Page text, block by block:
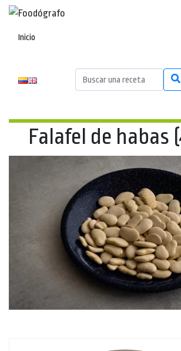
Inicio
Falafel de habas